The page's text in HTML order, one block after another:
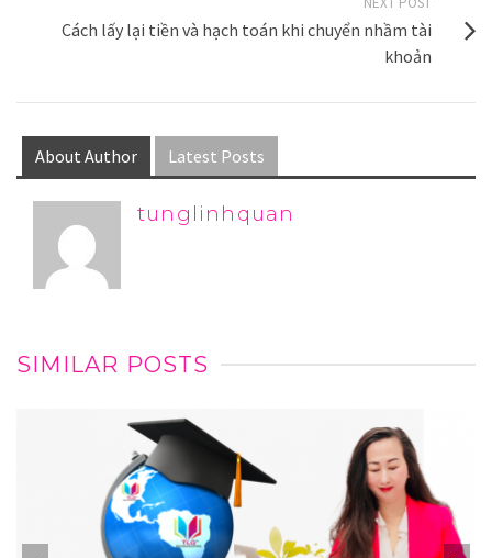
Cách lấy lại tiền và hạch toán khi chuyển nhầm tài
khoản
About Author Latest Posts
tunglinhquan
SIMILAR POSTS